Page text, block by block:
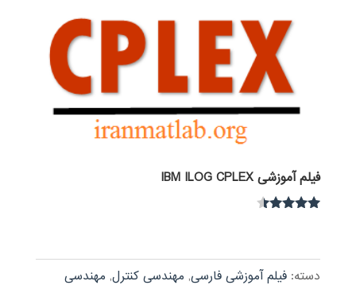
فیلم آموزشی IBM ILOG CPLEX
دسته: فیلم آموزشی فارسی, مهندسی کنترل, مهندسی